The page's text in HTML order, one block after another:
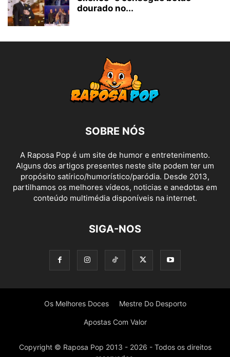
dourado no...
SOBRE NÓS
A Raposa Pop é um site de humor e entretenimento.
Alguns dos artigos presentes neste site podem ter um
propósito satírico/humorístico/paródia. Desde 2013,
partilhamos os melhores vídeos, noticias e anedotas em
conteúdo multimédia disponíveis na internet.
SIGA-NOS
Os Melhores Doces Mestre Do Desporto
Apostas Com Valor
Copyright © Raposa Pop 2013 - 2026 - Todos os direitos